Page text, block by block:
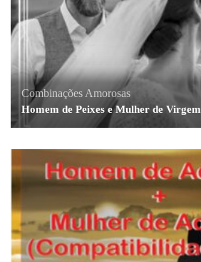
Combinações Amorosas
Homem de Peixes e Mulher de Virgem